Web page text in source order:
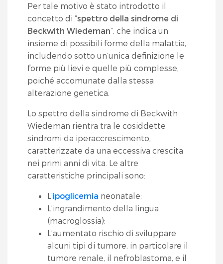
Per tale motivo è stato introdotto il
concetto di “spettro della sindrome di
Beckwith Wiedeman”, che indica un
insieme di possibili forme della malattia,
includendo sotto un’unica definizione le
forme più lievi e quelle più complesse,
poiché accomunate dalla stessa
alterazione genetica.
Lo spettro della sindrome di Beckwith
Wiedeman rientra tra le cosiddette
sindromi da iperaccrescimento,
caratterizzate da una eccessiva crescita
nei primi anni di vita. Le altre
caratteristiche principali sono:
L‘ipoglicemia neonatale;
L’ingrandimento della lingua
(macroglossia);
L’aumentato rischio di sviluppare
alcuni tipi di tumore, in particolare il
tumore renale, il nefroblastoma, e il